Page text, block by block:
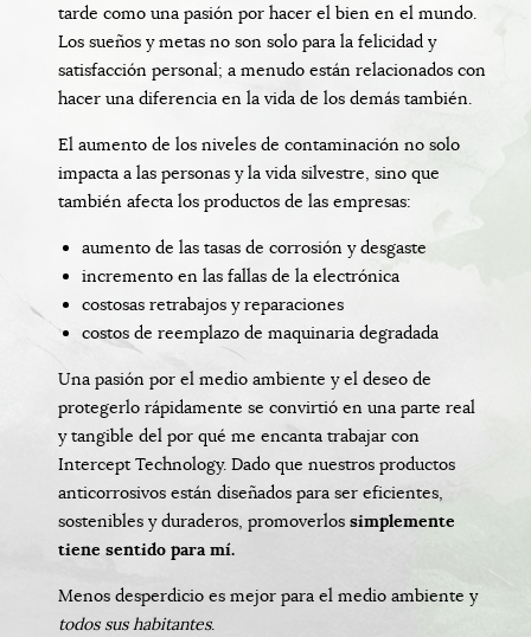
tarde como una pasión por hacer el bien en el mundo.
Los sueños y metas no son solo para la felicidad y
satisfacción personal; a menudo están relacionados con
hacer una diferencia en la vida de los demás también.
El aumento de los niveles de contaminación no solo
impacta a las personas y la vida silvestre, sino que
también afecta los productos de las empresas:
aumento de las tasas de corrosión y desgaste
incremento en las fallas de la electrónica
costosas retrabajos y reparaciones
costos de reemplazo de maquinaria degradada
Una pasión por el medio ambiente y el deseo de
protegerlo rápidamente se convirtió en una parte real
y tangible del por qué me encanta trabajar con
Intercept Technology. Dado que nuestros productos
anticorrosivos están diseñados para ser eficientes,
sostenibles y duraderos, promoverlos simplemente
tiene sentido para mí.
Menos desperdicio es mejor para el medio ambiente y
todos sus habitantes.